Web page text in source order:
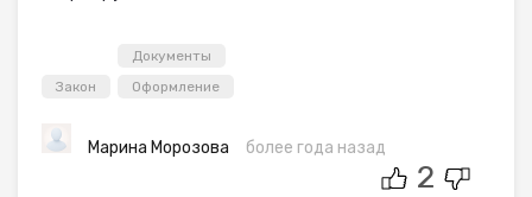
Закон
Документы
Оформление
Марина Морозова более года назад
2